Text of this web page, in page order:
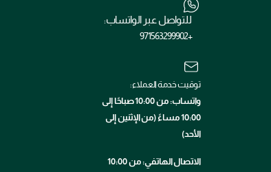
للتواصل عبر الواتساب:
+971563299902
توقيت خدمة العملاء:
واتساب: من 10:00 صباحًا إلى
10:00 مساءً (من الإثنين إلى
الأحد)
الاتصال الهاتفي: من 10:00